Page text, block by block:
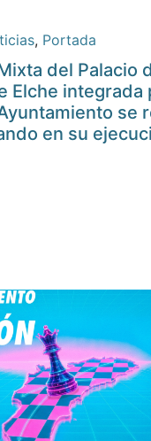
, Portada
del Palacio
Elche integrada
se
en su